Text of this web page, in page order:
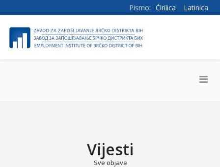
Pismo: Ćirilica Latinica
Vijesti
Sve objave